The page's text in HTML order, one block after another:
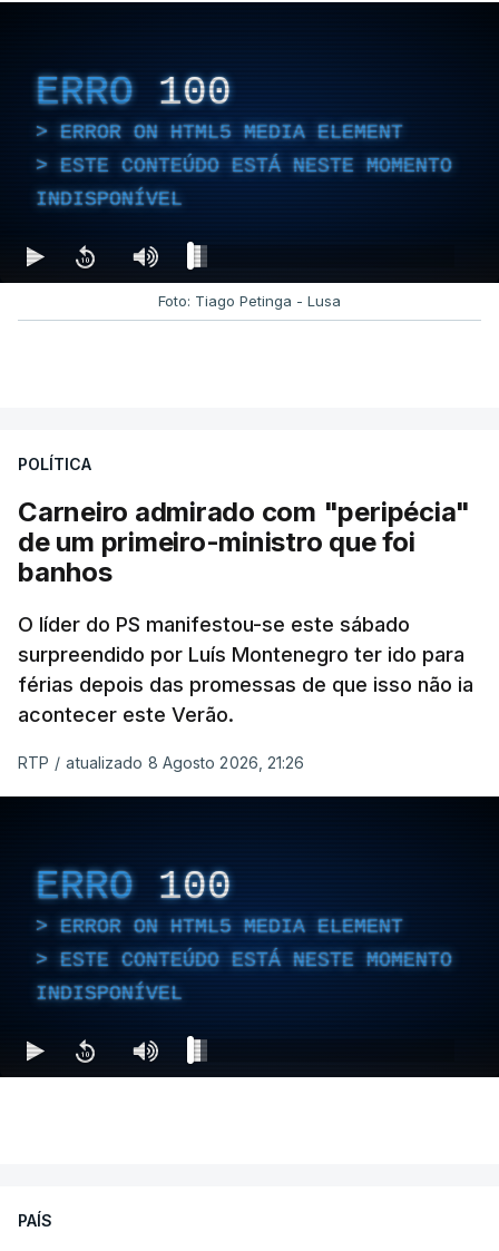
ERRO 100
ERROR ON HTML5 MEDIA ELEMENT
ESTE CONTEÚDO ESTÁ NESTE MOMENTO
INDISPONÍVEL
Foto: Tiago Petinga - Lusa
POLÍTICA
Carneiro admirado com "peripécia"
de um primeiro-ministro que foi
banhos
O líder do PS manifestou-se este sábado
surpreendido por Luís Montenegro ter ido para
férias depois das promessas de que isso não ia
acontecer este Verão.
RTP / atualizado 8 Agosto 2026, 21:26
ERRO 100
ERROR ON HTML5 MEDIA ELEMENT
ESTE CONTEÚDO ESTÁ NESTE MOMENTO
INDISPONÍVEL
PAÍS